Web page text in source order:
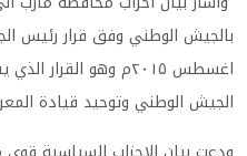
بالجيش الوطني وفق قرار رئيس
اغسطس ۲۰۱۵م وهو
الجيش الوطني وتوحيد قيادة